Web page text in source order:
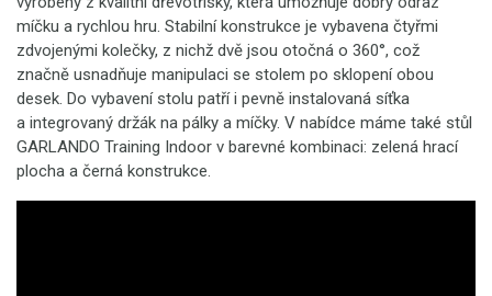
míčku a rychlou hru. Stabilní konstrukce je vybavena čtyřmi
zdvojenými kolečky, z nichž dvě jsou otočná o 360°, což
značně usnadňuje manipulaci se stolem po sklopení obou
desek. Do vybavení stolu patří i pevně instalovaná síťka
a integrovaný držák na pálky a míčky. V nabídce máme také stůl
GARLANDO Training Indoor v barevné kombinaci: zelená hrací
plocha a černá konstrukce.